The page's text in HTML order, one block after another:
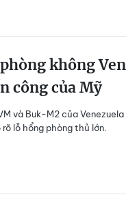
không
công của Mỹ
và Buk-M2 của
lỗ hổng phòng thủ lớn.